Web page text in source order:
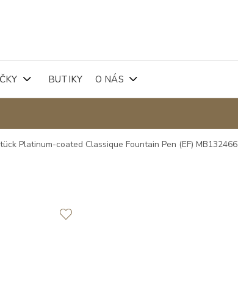
BUTIKY O NÁS
Platinum-coated Classique Fountain Pen (EF) MB132466